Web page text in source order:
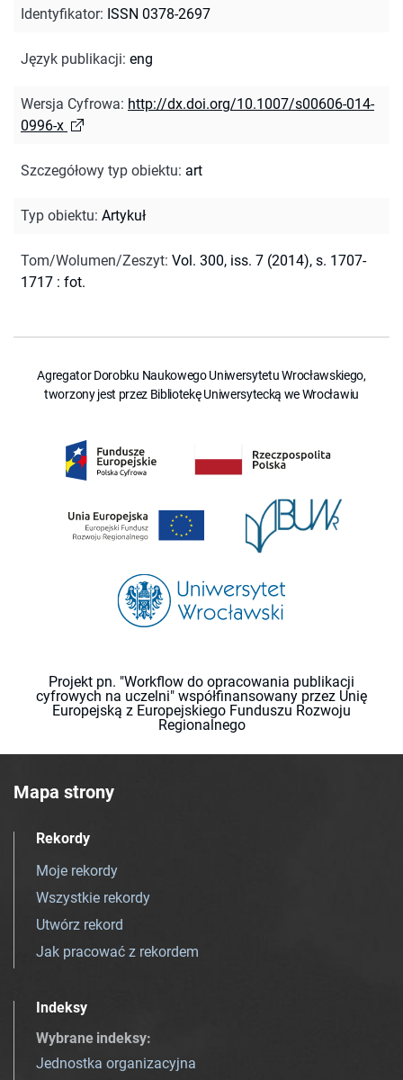
Identyfikator: ISSN 0378-2697
Język publikacji: eng
Wersja Cyfrowa: http://dx.doi.org/10.1007/s00606-014-
0996-x
Szczegółowy typ obiektu: art
Typ obiektu: Artykuł
Tom/Wolumen/Zeszyt: Vol. 300, iss. 7 (2014), s. 1707-
1717 : fot.
Agregator Dorobku Naukowego Uniwersytetu Wrocławskiego,
tworzony jest przez Bibliotekę Uniwersytecką we Wrocławiu
Projekt pn. "Workflow do opracowania publikacji
cyfrowych na uczelni" współfinansowany przez Unię
Europejską z Europejskiego Funduszu Rozwoju
Regionalnego
Mapa strony
Rekordy
Moje rekordy
Wszystkie rekordy
Utwórz rekord
Jak pracować z rekordem
Indeksy
Wybrane indeksy:
Jednostka organizacyjna